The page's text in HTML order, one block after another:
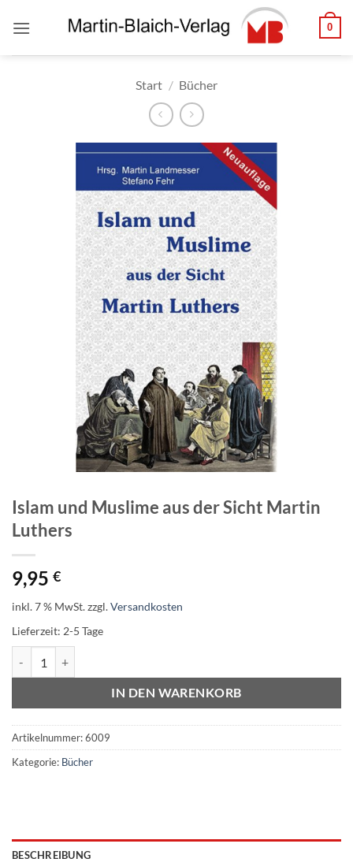
Inhalt
0
Start / Bücher
Islam und Muslime aus der Sicht Martin
Luthers
9,95 €
inkl. 7 % MwSt.zzgl.Versandkosten
Lieferzeit: 2-5 Tage
IN DEN WARENKORB
Artikelnummer:6009
Kategorie: Bücher
BESCHREIBUNG